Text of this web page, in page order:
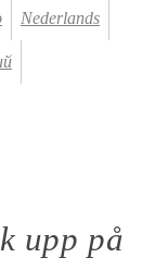
Nederlands
upp på